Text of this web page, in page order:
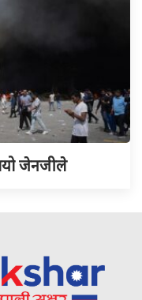
जेनजीले